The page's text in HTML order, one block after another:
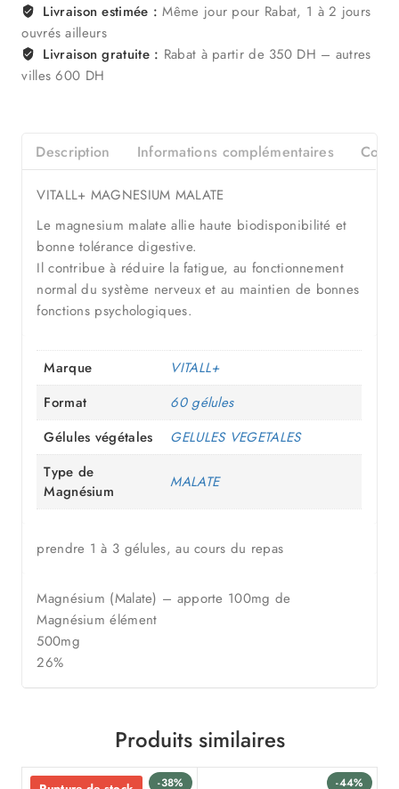
Livraison estimée : Même jour pour Rabat, 1 à 2 jours
ouvrés ailleurs
Livraison gratuite : Rabat à partir de 350 DH – autres
villes 600 DH
Description Informations complémentaires
VITALL+ MAGNESIUM MALATE
Le magnesium malate allie haute biodisponibilité et
bonne tolérance digestive.
Il contribue à réduire la fatigue, au fonctionnement
normal du système nerveux et au maintien de bonnes
fonctions psychologiques.
Marque
VITALL+
Format
60 gélules
Gélules végétales
GELULES VEGETALES
Type de
Magnésium
MALATE
prendre 1 à 3 gélules, au cours du repas
Magnésium (Malate) – apporte 100mg de
Magnésium élément
500mg
26%
Produits similaires
-38% -44%